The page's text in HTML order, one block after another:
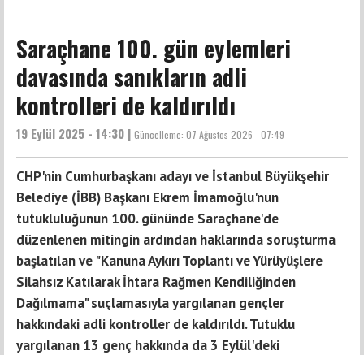
Saraçhane 100. gün eylemleri
davasında sanıkların adli
kontrolleri de kaldırıldı
19 Eylül 2025 - 14:30 | Güncelleme: 07 Ağustos 2026 - 07:49
CHP'nin Cumhurbaşkanı adayı ve İstanbul Büyükşehir
Belediye (İBB) Başkanı Ekrem İmamoğlu'nun
tutukluluğunun 100. gününde Saraçhane'de
düzenlenen mitingin ardından haklarında soruşturma
başlatılan ve "Kanuna Aykırı Toplantı ve Yürüyüşlere
Silahsız Katılarak İhtara Rağmen Kendiliğinden
Dağılmama" suçlamasıyla yargılanan gençler
hakkındaki adli kontroller de kaldırıldı. Tutuklu
yargılanan 13 genç hakkında da 3 Eylül'deki